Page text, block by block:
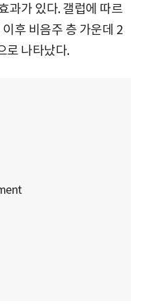
과가 있다. 갤럽에 따르
후 비음주 층 가운데 2
로 나타났다.